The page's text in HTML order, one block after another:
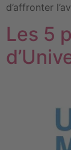
d’affronter
Les 5